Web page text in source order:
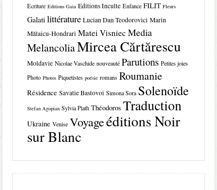
Ecriture Editions Gaia Editions Inculte Enfance FILIT Fleurs
Galati littérature Lucian Dan Teodorovici Marin
Mălaicu-Hondrari Matei Visniec Media
MelancoliaMircea Cărtărescu
Moldavie Nicolae Vaschide nouveauté Parutions Petites joies
Photo Photos Piquetistes poésie romans Roumanie
Résidence Savatie Bastovoi Simona Sora Solenoïde
Stefan Agopian Sylvia Plath Théodoros Traduction
Ukraine Venise Voyageéditions Noir
sur Blanc